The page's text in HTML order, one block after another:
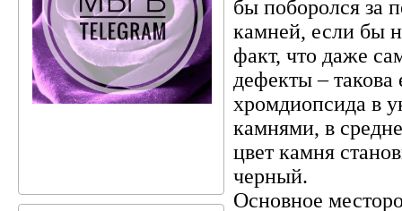
бы поборолся за
камней, если бы
факт, что даже
дефекты –
хромдиопсида в
камнями, в
цвет камня
черный.
Основное